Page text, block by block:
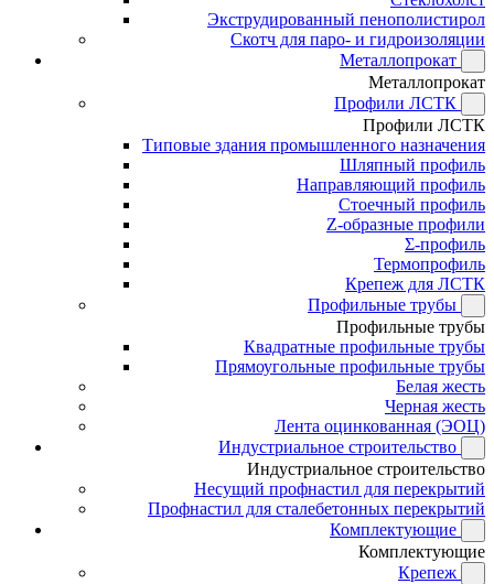
Экструдированный пенополистирол
Скотч для паро- и гидроизоляции
Металлопрокат
Металлопрокат
Профили ЛСТК
Профили ЛСТК
Типовые здания промышленного назначения
Шляпный профиль
Направляющий профиль
Стоечный профиль
Z-образные профили
Σ-профиль
Термопрофиль
Крепеж для ЛСТК
Профильные трубы
Профильные трубы
Квадратные профильные трубы
Прямоугольные профильные трубы
Белая жесть
Черная жесть
Лента оцинкованная (ЭОЦ)
Индустриальное строительство
Индустриальное строительство
Несущий профнастил для перекрытий
Профнастил для сталебетонных перекрытий
Комплектующие
Комплектующие
Крепеж